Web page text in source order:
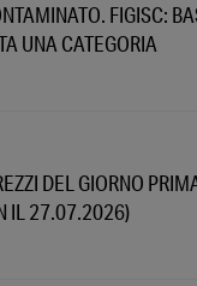
FIGISC:
UNA CATEGORIA
DEL GIORNO
IL 27.07.2026)